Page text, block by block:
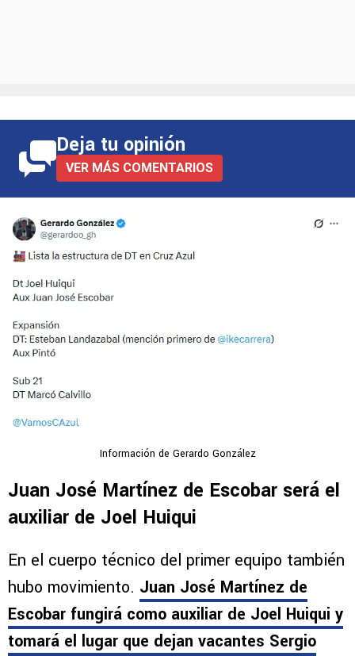
Deja tu opinión
VER MÁS COMENTARIOS
Información de Gerardo González
Juan José Martínez de Escobar será el
auxiliar de Joel Huiqui
En el cuerpo técnico del primer equipo también
hubo movimiento. Juan José Martínez de
Escobar fungirá como auxiliar de Joel Huiqui y
tomará el lugar que dejan vacantes Sergio